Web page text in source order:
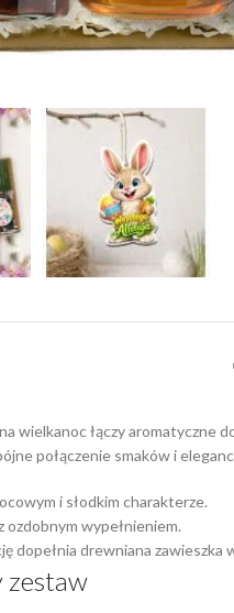
wielkanoc łączy aromatyczne
połączenie smaków i
i słodkim charakterze.
wypełnieniem.
dopełnia drewniana zawieszka
zestaw